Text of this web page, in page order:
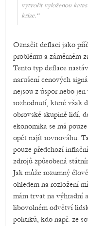
vytvořit vyloženou
krize.“
Označit deflaci jako
problému a záměrném
Tento typ deflace
narušení cenových
nejsou z úspor nebo
rozhodnutí, které však
obrovské skupině lidí,
ekonomika se má
opět najít rovnováhu.
pouze předchozí
zdrojů způsobená
Jak může rozumný
ohledem na rozložení
mám trvat na výhradní
libovolném odvětví
politiků, kdo např. ze